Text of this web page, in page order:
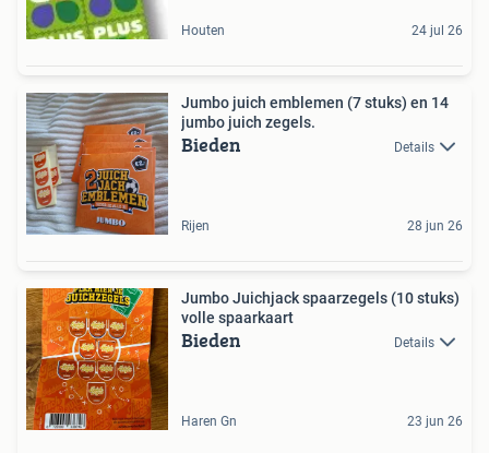
Houten 24 jul 26
Jumbo juich emblemen (7 stuks) en 14
jumbo juich zegels.
Bieden Details
Rijen 28 jun 26
Jumbo Juichjack spaarzegels (10 stuks)
volle spaarkaart
Bieden Details
Haren Gn 23 jun 26